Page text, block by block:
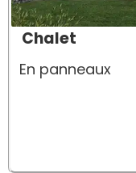
Chalet
En panneaux